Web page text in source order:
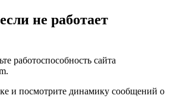
не работает
работоспособность сайта
и посмотрите динамику сообщений о